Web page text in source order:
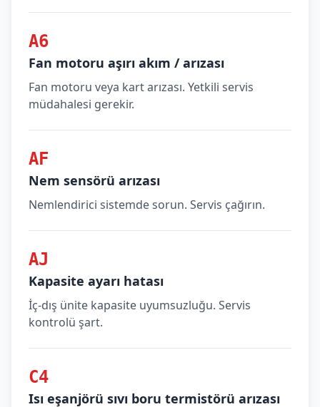
A6
Fan motoru aşırı akım / arızası
Fan motoru veya kart arızası. Yetkili servis
müdahalesi gerekir.
AF
Nem sensörü arızası
Nemlendirici sistemde sorun. Servis çağırın.
AJ
Kapasite ayarı hatası
İç-dış ünite kapasite uyumsuzluğu. Servis
kontrolü şart.
C4
Isı eşanjörü sıvı boru termistörü arızası